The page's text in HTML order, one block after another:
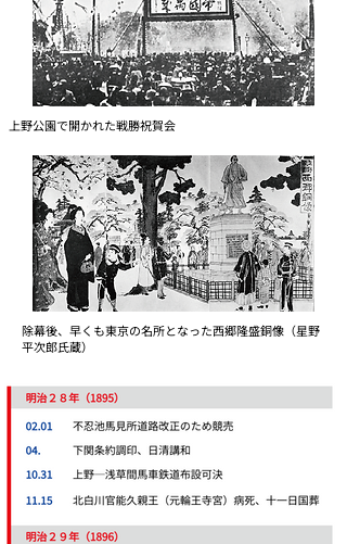
上野公園で開かれた戦勝祝賀会
除幕後、早くも東京の名所となった西郷隆盛銅像（星野
平次郎氏蔵）